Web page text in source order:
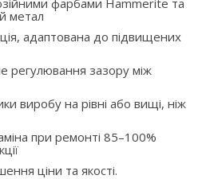
фарбами Hammerite та
метал
адаптована до підвищених
регулювання зазору між
виробу на рівні або вищі, ніж
при ремонті 85–100%
ціни та якості.